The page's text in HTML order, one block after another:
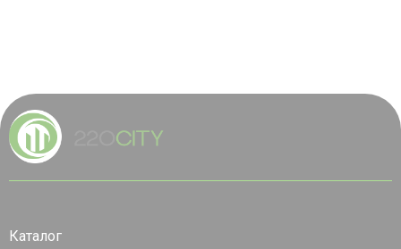
Каталог